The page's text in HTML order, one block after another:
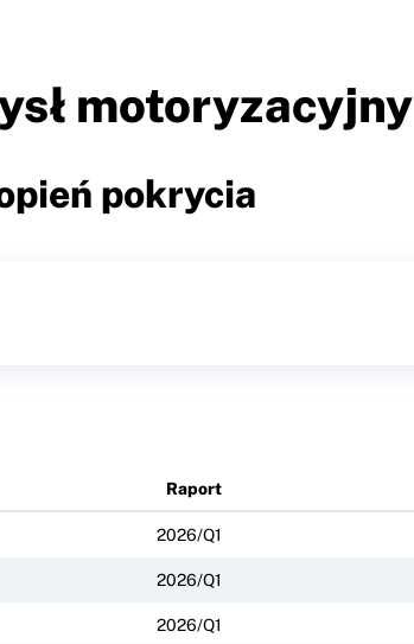
motoryzacyjny
pokrycia
Raport
2026/Q1
2026/Q1
2026/Q1